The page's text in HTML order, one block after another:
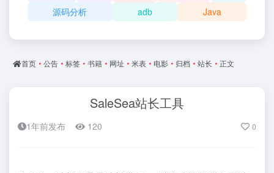
源码分析
adb Java
首页 • 公告 • 标签 • 书籍 • 网址 • 米表 • 电影 • 归档 • 站长 • 正文
SaleSea站长工具
1年前发布 120 0